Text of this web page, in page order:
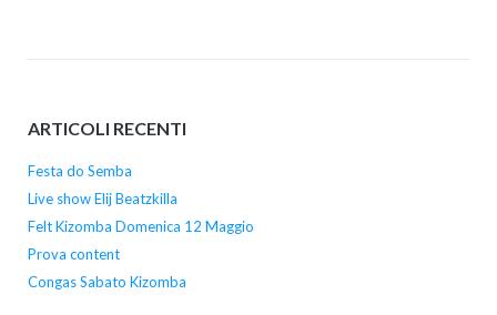
ARTICOLI RECENTI
Festa do Semba
Live show Elij Beatzkilla
Felt Kizomba Domenica 12 Maggio
Prova content
Congas Sabato Kizomba